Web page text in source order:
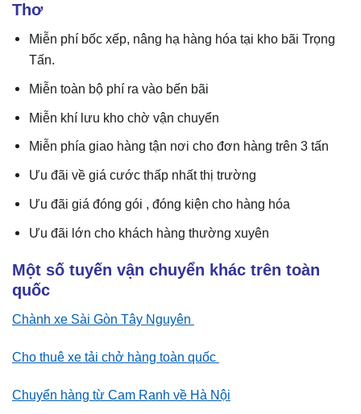
Thơ
Miễn phí bốc xếp, nâng hạ hàng hóa tại kho bãi Trọng
Tấn.
Miễn toàn bộ phí ra vào bến bãi
Miễn khí lưu kho chờ vận chuyển
Miễn phía giao hàng tận nơi cho đơn hàng trên 3 tấn
Ưu đãi về giá cước thấp nhất thị trường
Ưu đãi giá đóng gói , đóng kiện cho hàng hóa
Ưu đãi lớn cho khách hàng thường xuyên
Một số tuyến vận chuyển khác trên toàn
quốc
Chành xe Sài Gòn Tây Nguyên
Cho thuê xe tải chở hàng toàn quốc
Chuyển hàng từ Cam Ranh về Hà Nội